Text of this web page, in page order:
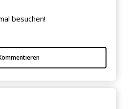
besuchen!